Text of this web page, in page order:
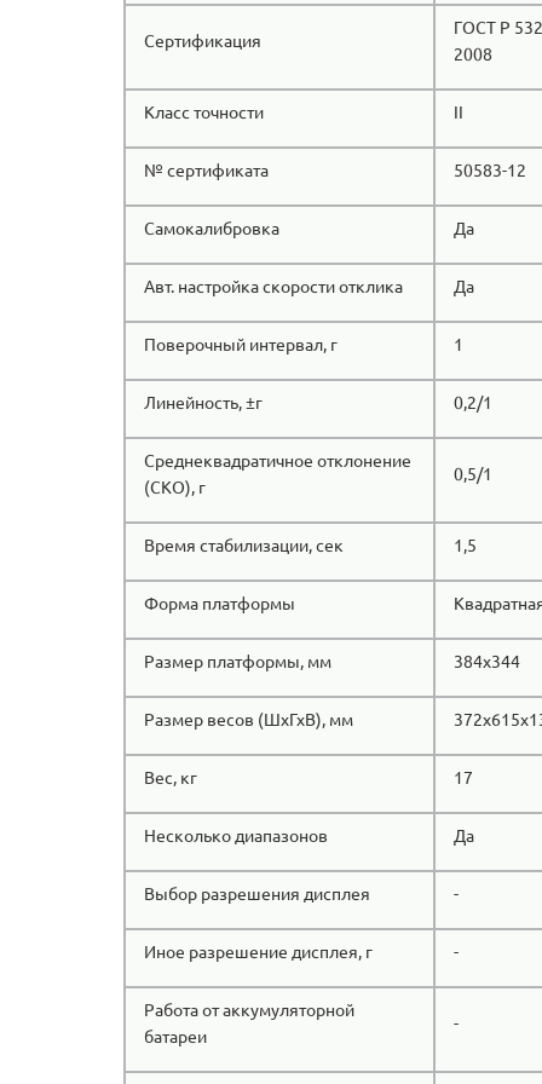
Сертификация
ГОСТ Р
2008
Класс точности II
№ сертификата 50583-12
Самокалибровка Да
Авт. настройка скорости отклика Да
Поверочный интервал, г 1
Линейность, ±г 0,2/1
Среднеквадратичное отклонение
(СКО), г
0,5/1
Время стабилизации, сек 1,5
Форма платформы
Размер платформы, мм 384x344
Размер весов (ШхГхВ), мм
Вес, кг 17
Несколько диапазонов Да
Выбор разрешения дисплея -
Иное разрешение дисплея, г -
Работа от аккумуляторной
батареи
-